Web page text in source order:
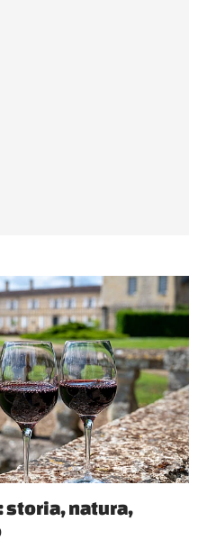
storia, natura,